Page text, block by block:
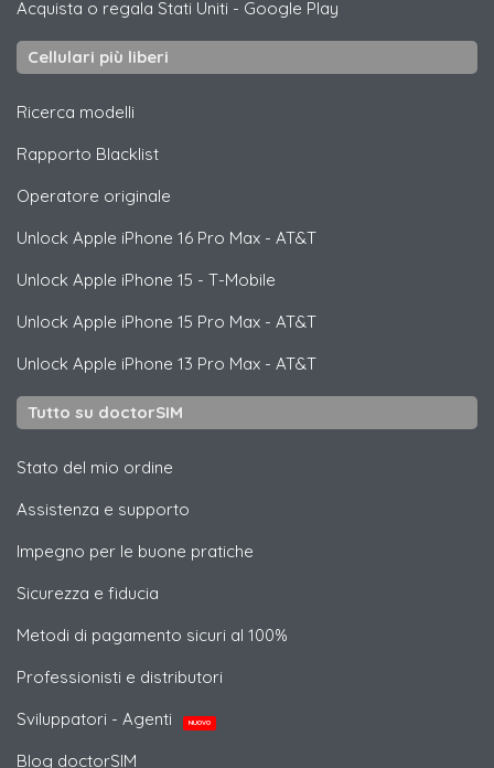
Acquista o regala Stati Uniti - Google Play
Cellulari più liberi
Ricerca modelli
Rapporto Blacklist
Operatore originale
Unlock Apple iPhone 16 Pro Max - AT&T
Unlock Apple iPhone 15 - T-Mobile
Unlock Apple iPhone 15 Pro Max - AT&T
Unlock Apple iPhone 13 Pro Max - AT&T
Tutto su doctorSIM
Stato del mio ordine
Assistenza e supporto
Impegno per le buone pratiche
Sicurezza e fiducia
Metodi di pagamento sicuri al 100%
Professionisti e distributori
Sviluppatori - Agenti
NUOVO
Blog doctorSIM